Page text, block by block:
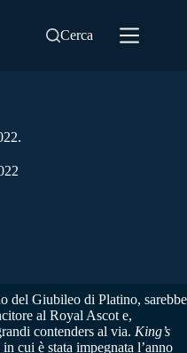
Cerca
del Giubileo di Platino, sarebbe
al Royal Ascot e,
contenders al via. King’s
cui è stata impegnata l’anno